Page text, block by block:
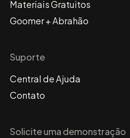
Materiais Gratuitos
Goomer + Abrahão
Suporte
Central de Ajuda
Contato
Solicite uma demonstração